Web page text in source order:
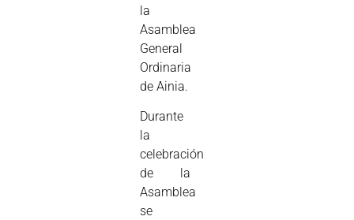
la
Asamblea
General
Ordinaria
de Ainia.
Durante
la
celebración
de la
Asamblea
se